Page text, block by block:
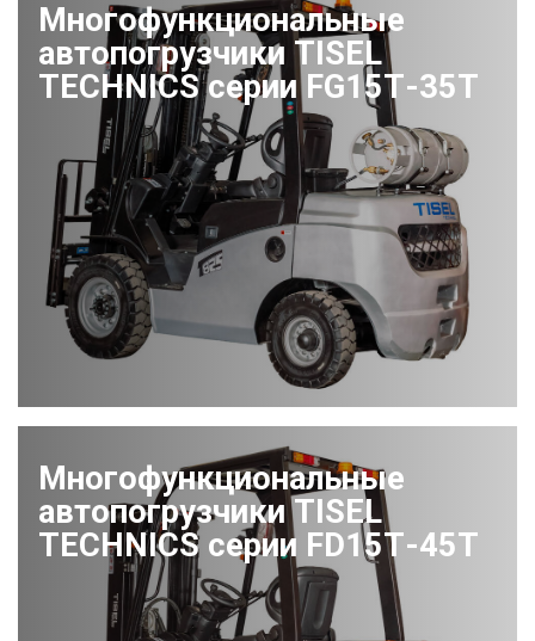
Многофункциональные
автопогрузчики TISEL
TECHNICS серии FG15Т-35Т
Многофункциональные
автопогрузчики TISEL
TECHNICS серии FD15Т-45Т